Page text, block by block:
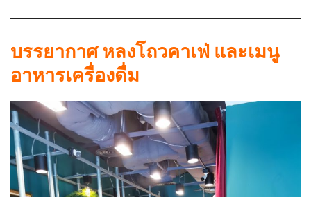
บรรยากาศ หลงโถวคาเฟ่ และเมนู
อาหารเครื่องดื่ม